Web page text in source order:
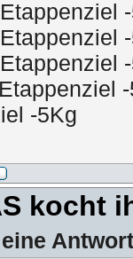
-5Kg
kocht